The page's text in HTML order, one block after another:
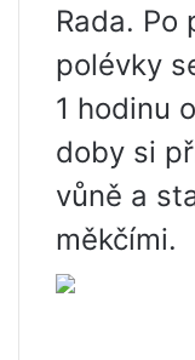
Rada. Po
polévky
1 hodinu
doby si
vůně a
měkčími.